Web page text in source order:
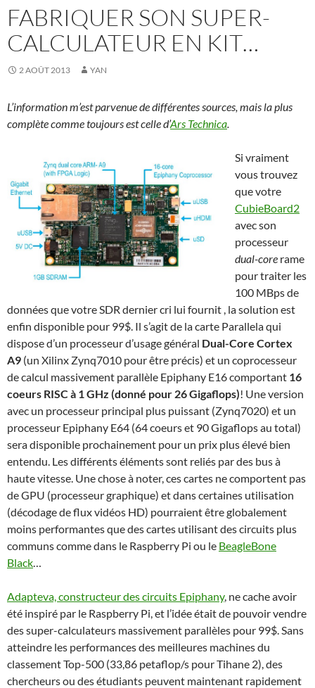
FABRIQUER SON SUPER-
CALCULATEUR EN KIT…
2 AOÛT 2013 YAN
L’information m’est parvenue de différentes sources, mais la plus
complète comme toujours est celle d’Ars Technica
Si vraiment
vous trouvez
que votre
CubieBoard2
avec son
processeur
dual-core rame
pour traiter les
100 MBps de
données que votre SDR dernier cri lui fournit , la solution est
enfin disponible pour 99$. Il s’agit de la carte Parallela qui
dispose d’un processeur d’usage général Dual-Core Cortex
A9 (un Xilinx Zynq7010 pour être précis) et un coprocesseur
de calcul massivement parallèle Epiphany E16 comportant 16
coeurs RISC à 1 GHz (donné pour 26 Gigaflops)! Une version
avec un processeur principal plus puissant (Zynq7020) et un
processeur Epiphany E64 (64 coeurs et 90 Gigaflops au total)
sera disponible prochainement pour un prix plus élevé bien
entendu. Les différents éléments sont reliés par des bus à
haute vitesse. Une chose à noter, ces cartes ne comportent pas
de GPU (processeur graphique) et dans certaines utilisation
(décodage de flux vidéos HD) pourraient être globalement
moins performantes que des cartes utilisant des circuits plus
communs comme dans le Raspberry Pi ou le BeagleBone
Black
Adapteva, constructeur des circuits Epiphany, ne cache avoir
été inspiré par le Raspberry Pi, et l’idée était de pouvoir vendre
des super-calculateurs massivement parallèles pour 99$. Sans
atteindre les performances des meilleures machines du
classement Top-500 (33,86 petaflop/s pour Tihane 2), des
chercheurs ou des étudiants peuvent maintenant rapidement